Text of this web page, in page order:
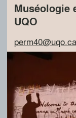
Muséologie
UQO
perm40@uqo.ca